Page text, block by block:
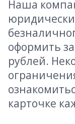
Наша
оформить
рублей.
карточке